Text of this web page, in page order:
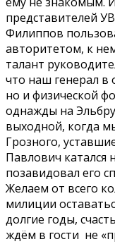
представителей
Филиппов
авторитетом, к
талант
что наш генерал в
но и физической
однажды на
выходной, когда
Грозного,
Павлович катался
позавидовал его
Желаем от всего
милиции
долгие годы,
ждём в гости не